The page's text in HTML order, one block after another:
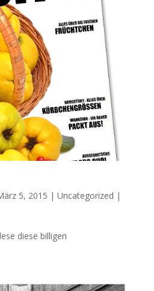
5, 2015 | Uncategorized |
diese billigen